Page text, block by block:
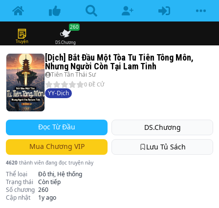
Truyện DS.Chương
260
[Dịch] Bắt Đầu Một Tòa Tu Tiên Tông Môn,
Nhưng Người Còn Tại Lam Tinh
Tiên Tần Thái Sư
0 ĐỀ CỬ
YY-Dịch
Đọc Từ Đầu DS.Chương
Mua Chương VIP Lưu Tủ Sách
4620 thành viên đang đọc truyện này
Thể loại
Đô thị, Hệ thống
Trạng thái
Còn tiếp
Số chương 260
Cập nhật
1y ago